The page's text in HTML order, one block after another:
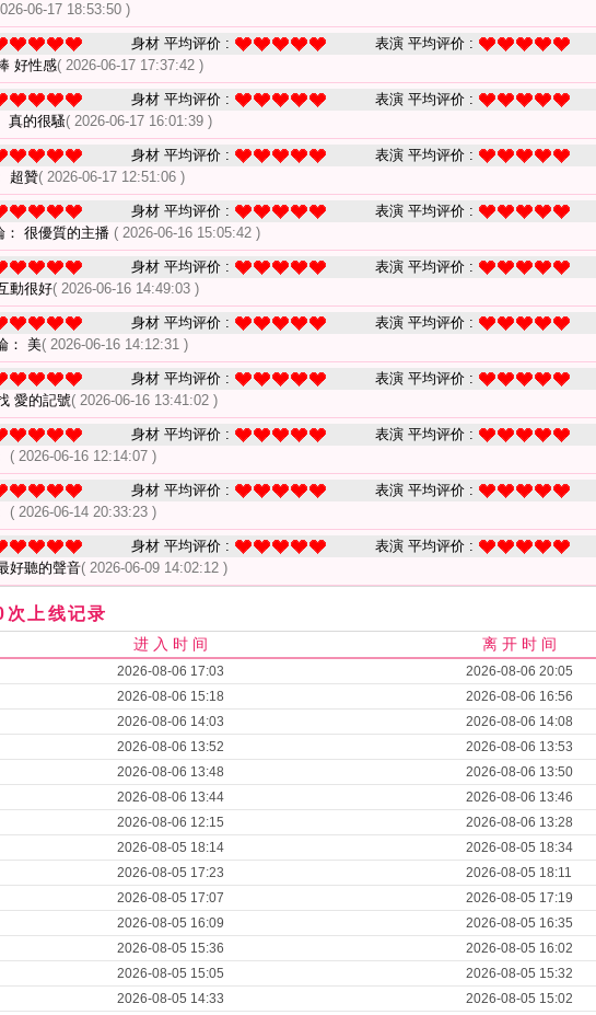
06-17 18:53:50 )
身材 平均评价 : 表演 平均评价 :
好性感( 2026-06-17 17:37:42 )
身材 平均评价 : 表演 平均评价 :
真的很騷( 2026-06-17 16:01:39 )
身材 平均评价 : 表演 平均评价 :
超贊( 2026-06-17 12:51:06 )
身材 平均评价 : 表演 平均评价 :
： 很優質的主播 ( 2026-06-16 15:05:42 )
身材 平均评价 : 表演 平均评价 :
動很好( 2026-06-16 14:49:03 )
身材 平均评价 : 表演 平均评价 :
： 美( 2026-06-16 14:12:31 )
身材 平均评价 : 表演 平均评价 :
愛的記號( 2026-06-16 13:41:02 )
身材 平均评价 : 表演 平均评价 :
( 2026-06-16 12:14:07 )
身材 平均评价 : 表演 平均评价 :
( 2026-06-14 20:33:23 )
身材 平均评价 : 表演 平均评价 :
好聽的聲音( 2026-06-09 14:02:12 )
上线记录
进 入 时 间 离 开 时 间
2026-08-06 17:03 2026-08-06 20:05
2026-08-06 15:18 2026-08-06 16:56
2026-08-06 14:03 2026-08-06 14:08
2026-08-06 13:52 2026-08-06 13:53
2026-08-06 13:48 2026-08-06 13:50
2026-08-06 13:44 2026-08-06 13:46
2026-08-06 12:15 2026-08-06 13:28
2026-08-05 18:14 2026-08-05 18:34
2026-08-05 17:23 2026-08-05 18:11
2026-08-05 17:07 2026-08-05 17:19
2026-08-05 16:09 2026-08-05 16:35
2026-08-05 15:36 2026-08-05 16:02
2026-08-05 15:05 2026-08-05 15:32
2026-08-05 14:33 2026-08-05 15:02